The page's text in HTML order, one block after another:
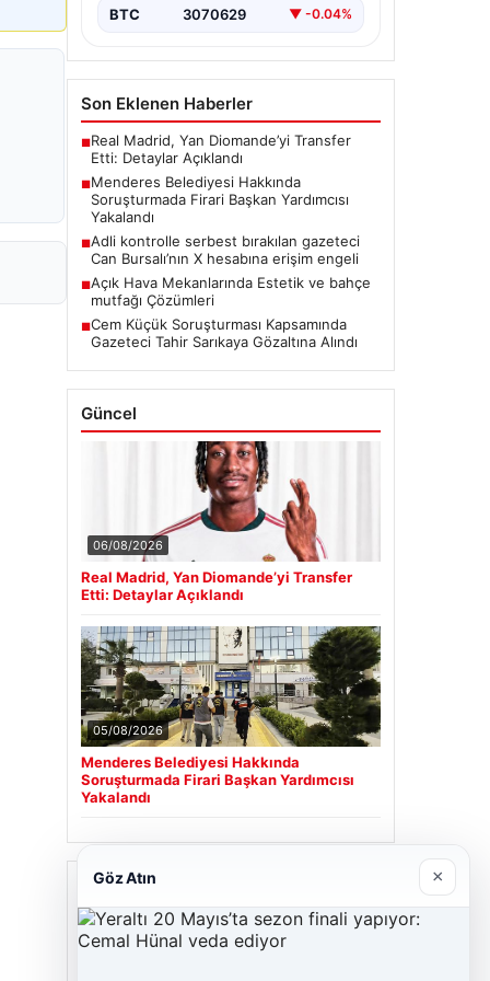
BTC 3070629 ▼ -0.04%
Son Eklenen Haberler
■Real Madrid, Yan Diomande’yi Transfer
Etti: Detaylar Açıklandı
■Menderes Belediyesi Hakkında
Soruşturmada Firari Başkan Yardımcısı
Yakalandı
■Adli kontrolle serbest bırakılan gazeteci
Can Bursalı’nın X hesabına erişim engeli
■Açık Hava Mekanlarında Estetik ve bahçe
mutfağı Çözümleri
■Cem Küçük Soruşturması Kapsamında
Gazeteci Tahir Sarıkaya Gözaltına Alındı
Güncel
06/08/2026
Real Madrid, Yan Diomande’yi Transfer
Etti: Detaylar Açıklandı
05/08/2026
Menderes Belediyesi Hakkında
Soruşturmada Firari Başkan Yardımcısı
Yakalandı
Son Eklenen Firmalar
Cengiz Sigorta
Göz Atın ×